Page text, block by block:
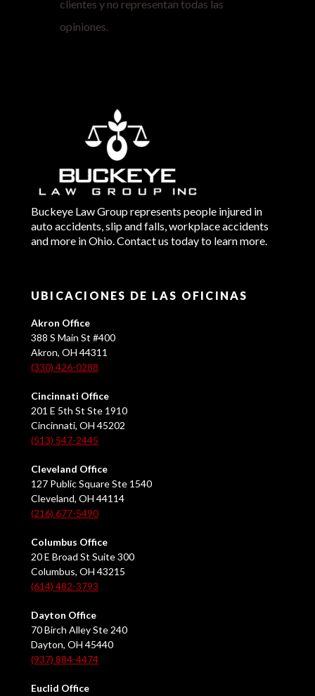
clientes y no representan todas las
opiniones.
Buckeye Law Group represents people injured in
auto accidents, slip and falls, workplace accidents
and more in Ohio. Contact us today to learn more.
UBICACIONES DE LAS OFICINAS
Akron Office
388 S Main St #400
Akron, OH 44311
(330) 426-0288
Cincinnati Office
201 E 5th St Ste 1910
Cincinnati, OH 45202
(513) 547-2445
Cleveland Office
127 Public Square Ste 1540
Cleveland, OH 44114
(216) 677-5490
Columbus Office
20 E Broad St Suite 300
Columbus, OH 43215
(614) 482-3793
Dayton Office
70 Birch Alley Ste 240
Dayton, OH 45440
(937) 884-4474
Euclid Office